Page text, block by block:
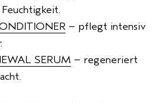
– pflegt intensiv
SERUM – regeneriert